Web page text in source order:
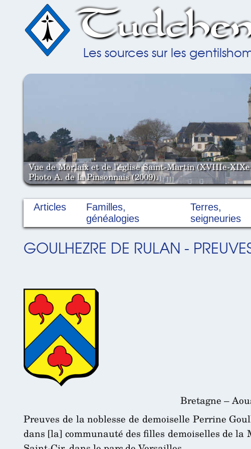
Les sources sur les
Vue de Morlaix et de l'église Saint-Martin (XVIIIe-
Photo A. de la Pinsonnais (2009).
Articles
Familles,
généalogies
Terres,
seigneuries
GOULHEZRE DE RULAN -
Bretagne –
Preuves de la noblesse de demoiselle Perrine
dans [la] communauté des filles demoiselles de